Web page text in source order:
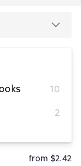
10
2
from $1.81
from $2.42